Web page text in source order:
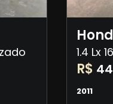
1.4 Lx
R$
2011